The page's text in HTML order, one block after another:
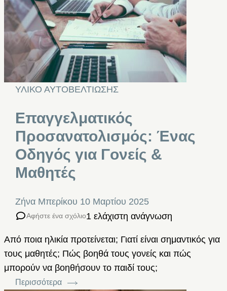
ΥΛΙΚΟ ΑΥΤΟΒΕΛΤΙΩΣΗΣ
Επαγγελματικός
Προσανατολισμός: Ένας
Οδηγός για Γονείς &
Μαθητές
Ζήνα Μπερίκου 10 Μαρτίου 2025
Αφήστε ένα σχόλιο1 ελάχιστη ανάγνωση
Από ποια ηλικία προτείνεται; Γιατί είναι σημαντικός για
τους μαθητές; Πώς βοηθά τους γονείς και πώς
μπορούν να βοηθήσουν το παιδί τους;
Περισσότερα